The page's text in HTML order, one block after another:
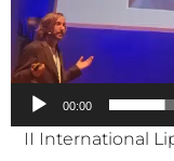
00:00
II International